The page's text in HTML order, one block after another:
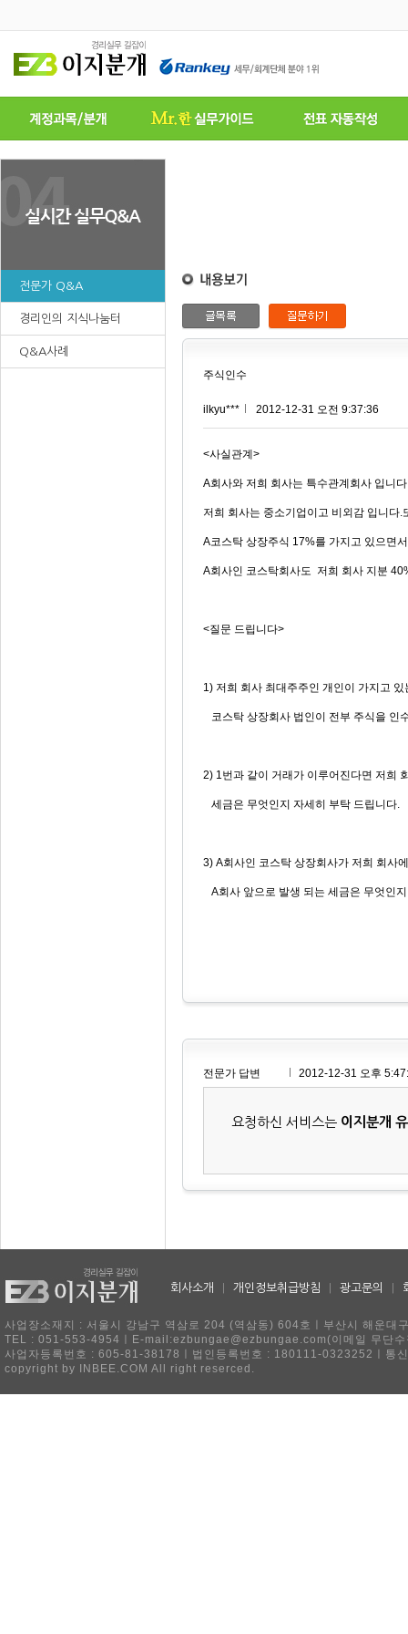
전문가 Q&A
경리인의 지식나눔터
Q&A사례
주식인수
ilkyu*** 2012-12-31 오전 9:37:36
<사실관계>
A회사와 저희 회사는 특수관계회사 입니
저희 회사는 중소기업이고 비외감 입니다
A코스탁 상장주식 17%를 가지고 있으면
A회사인 코스탁회사도 저희 회사 지분
<질문 드립니다>
1) 저희 회사 최대주주인 개인이 가지고
코스탁 상장회사 법인이 전부 주식을 인
2) 1번과 같이 거래가 이루어진다면 저희
세금은 무엇인지 자세히 부탁 드립니다.
3) A회사인 코스탁 상장회사가 저희 회사
A회사 앞으로 발생 되는 세금은 무엇인
전문가 답변 2012-12-31 오후
요청하신 서비스는 이지분개
회사소개 개인정보취급방침 광고문의
사업장소재지 : 서울시 강남구 역삼로 204 (역삼동) 604호ㅣ부산시 해운
TEL : 051-553-4954ㅣE-mail:ezbungae@ezbungae.com(이메일 무단수
사업자등록번호 : 605-81-38178ㅣ법인등록번호 : 180111-0323252ㅣ통
copyright by INBEE.COM All right reserced.